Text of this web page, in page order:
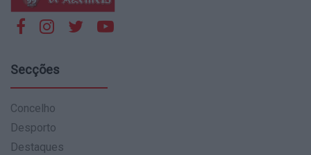
Secções
Concelho
Desporto
Destaques